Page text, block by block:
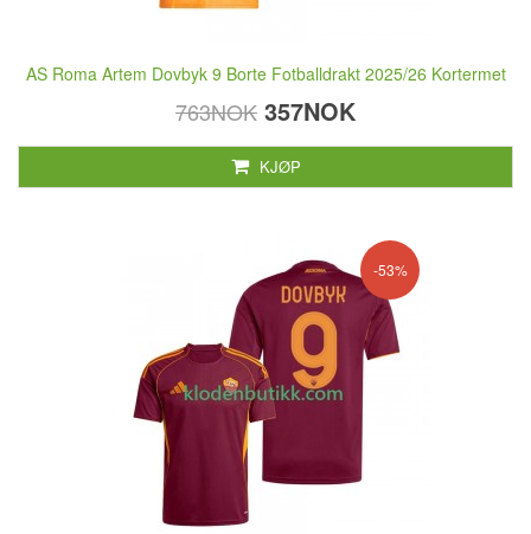
AS Roma Artem Dovbyk 9 Borte Fotballdrakt 2025/26 Kortermet
763NOK 357NOK
KJØP
-53%